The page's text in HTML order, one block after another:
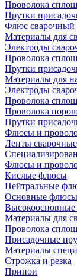
Проволока
Прутки
Флюс сварочный
Материалы для
Электроды
Проволока
Прутки
Материалы для
Электроды
Проволока
Проволока
Прутки
Флюсы и
Ленты сварочные
Флюсы и
Кислые флюсы
Нейтральные
Основные флюсы
Материалы для
Проволока
Присадочные
Материалы
Строжка и резка
Припои